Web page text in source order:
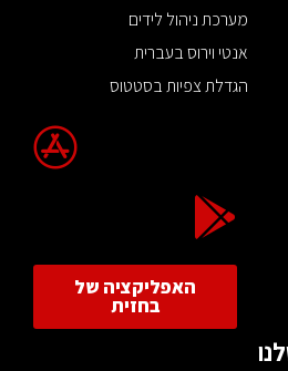
מערכת ניהול לידים
אנטי וירוס בעברית
הגדלת צפיות בסטטוס
האפליקציה של
בחזית